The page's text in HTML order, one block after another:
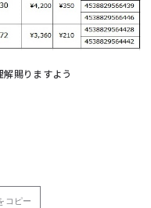
賜りますよう
コピー